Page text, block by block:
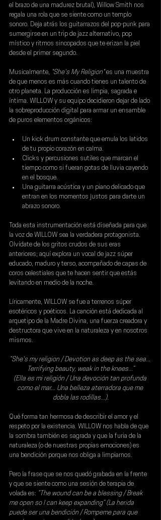
el brazo de una madurez brutal), Willow Smith nos
regala una rola que se siente como un templo
sonoro. Deja atrás los guitarrazos del pop-punk para
sumergirse en un trip de jazz alternativo, pop
místico y ritmos sincopados que te erizan la piel
desde el primer segundo.
Musicalmente, "She's My Religion" es una muestra
de que menos es más cuando tienes un talento de
otro planeta. La producción es limpia, sagrada e
íntima. WILLOW y su equipo decidieron dejar de lado
la sobreproducción digital para armar un ensamble
de puros elementos orgánicos:
Un kick drum constante que emula los latidos
de tu propio corazón en calma.
Clicks y percusiones sutiles que marcan el
tiempo como si fueran gotas de lluvia cayendo
en el bosque.
Una guitarra acústica y un piano delicado que
entran en los momentos justos para darte un
abrazo sonoro.
Toda esta instrumentación está diseñada para que
la voz de WILLOW sea la verdadera protagonista.
Olvídate de los gritos crudos de sus eras
anteriores; aquí explora un vocal de jazz súper
educado, maduro y terso, acompañado de capas de
coros celestiales que te hacen sentir que estás
levitando en medio de la noche.
Líricamente, WILLOW se fue a terrenos súper
esotéricos y poéticos. La canción está dedicada al
arquetipo de la Madre Divina, una fuerza creadora y
destructora que vive en la naturaleza y en nosotros
mismos.
“She's my religion / Devotion as deep as the sea...
Terrifying beauty, weak in the knees...”
(Ella es mi religión / Una devoción tan profunda
como el mar... Una belleza aterradora que me
dobla las rodillas...).
Qué forma tan hermosa de describir el amor y el
respeto por la existencia. WILLOW nos habla de que
la sombra también es sagrada y que la furia de la
naturaleza (o de nuestras propias emociones) es
una bendición porque nos obliga a limpiarnos.
Pero la frase que se nos quedó grabada en la frente
y que se siente como una sesión de terapia de
volada es:
“The wound can be a blessing / Break
me open so I can keep expanding” (La herida
puede ser una bendición / Rompeme para que